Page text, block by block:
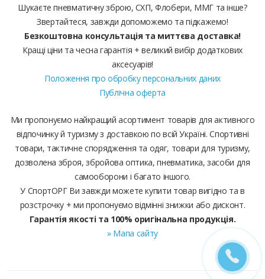
Шукаєте пневматичну зброю, СХП, Флобери, ММГ та інше?
Звертайтеся, завжди допоможемо та підкажемо!
Безкоштовна консультація та миттєва доставка!
Кращі ціни та чесна гарантія + великий вибір додаткових
аксесуарів!
Положення про обробку персональних даних
Публічна оферта
Ми пропонуємо найкращий асортимент товарів для активного
відпочинку й туризму з доставкою по всій Україні. Спортивні
товари, тактичне спорядження та одяг, товари для туризму,
дозволена зброя, збройова оптика, пневматика, засоби для
самооборони і багато іншого.
У СпортОРГ Ви завжди можете купити товар вигідно та в
розстрочку + ми пропонуємо відмінні знижки або дисконт.
Гарантія якості та 100% оригінальна продукція.
» Мапа сайту